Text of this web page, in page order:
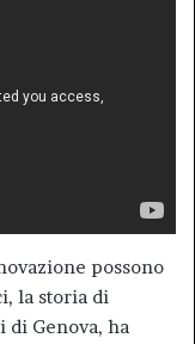
possono
la storia di
di Genova, ha